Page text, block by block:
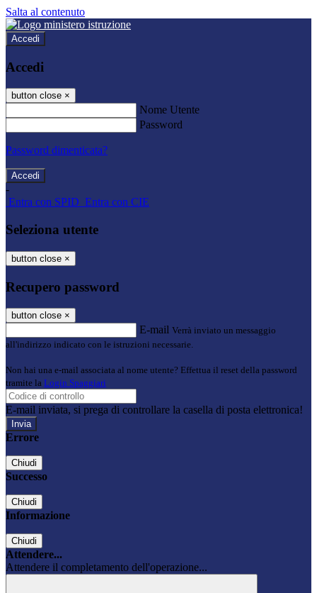
Salta al contenuto
Accedi
Accedi
button close ×
Nome Utente
Password
Password dimenticata?
-
Entra con SPID Entra con CIE
Seleziona utente
button close ×
Recupero password
button close ×
E-mail Verrà inviato un messaggio
all'indirizzo indicato con le istruzioni necessarie.
Non hai una e-mail associata al nome utente? Effettua il reset della password
tramite la Login Spaggiari
E-mail inviata, si prega di controllare la casella di posta elettronica!
Errore
Chiudi
Successo
Chiudi
Informazione
Chiudi
Attendere...
Attendere il completamento dell'operazione...